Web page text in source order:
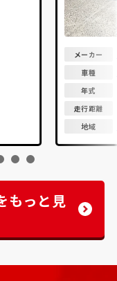
メーカー
車種
年式
走行距離
地域
もっと見